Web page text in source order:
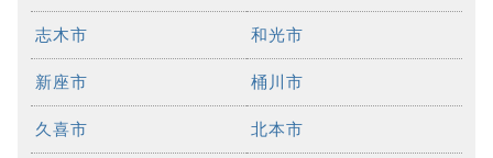
志木市 和光市
新座市 桶川市
久喜市 北本市